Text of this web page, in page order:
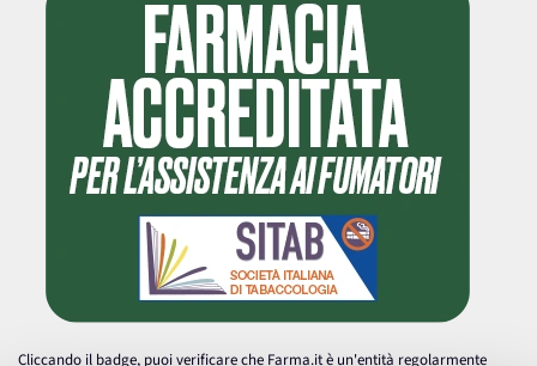
Cliccando il badge, puoi verificare che Farma.it è un'entità regolarmente